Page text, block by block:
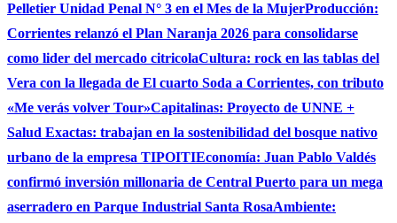
Pelletier Unidad Penal N° 3 en el Mes de la MujerProducción:
Corrientes relanzó el Plan Naranja 2026 para consolidarse
como lider del mercado citricolaCultura: rock en las tablas del
Vera con la llegada de El cuarto Soda a Corrientes, con tributo
«Me verás volver Tour»Capitalinas: Proyecto de UNNE +
Salud Exactas: trabajan en la sostenibilidad del bosque nativo
urbano de la empresa TIPOITIEconomía: Juan Pablo Valdés
confirmó inversión millonaria de Central Puerto para un mega
aserradero en Parque Industrial Santa RosaAmbiente: